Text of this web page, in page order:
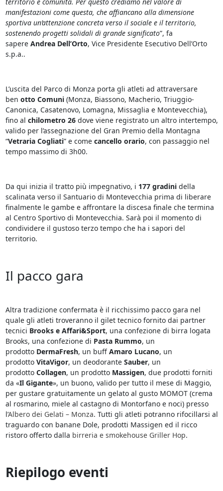
manifestazioni come questa, che affiancano alla dimensione
sportiva un’attenzione concreta verso il sociale e il territorio,
sostenendo progetti solidali di grande significato”, fa
sapere Andrea Dell’Orto, Vice Presidente Esecutivo Dell’Orto
s.p.a..
L’uscita del Parco di Monza porta gli atleti ad attraversare
ben otto Comuni(Monza, Biassono, Macherio, Triuggio-
Canonica, Casatenovo, Lomagna, Missaglia e Montevecchia),
fino al chilometro 26dove viene registrato un altro intertempo,
valido per l’assegnazione del Gran Premio della Montagna
“Vetraria Cogliati” e come cancello orario, con passaggio nel
tempo massimo di 3h00.
Da qui inizia il tratto più impegnativo, i 177 gradinidella
scalinata verso il Santuario di Montevecchia prima di liberare
finalmente le gambe e affrontare la discesa finale che termina
al Centro Sportivo di Montevecchia. Sarà poi il momento di
condividere il gustoso terzo tempo che ha i sapori del
territorio.
Il pacco gara
Altra tradizione confermata è il ricchissimo pacco gara nel
quale gli atleti troveranno il gilet tecnico fornito dai partner
tecnici Brooks e Affari&Sport, una confezione di birra logata
Brooks, una confezione di Pasta Rummo, un
prodotto DermaFresh, un buff Amaro Lucano, un
prodotto VitaVigor, un deodorante Sauber, un
prodotto Collagen, un prodotto Massigen, due prodotti forniti
da «Il Gigante», un buono, valido per tutto il mese di Maggio,
per gustare gratuitamente un gelato al gusto MOMOT (crema
al rosmarino, miele al castagno di Montorfano e noci) presso
l’Albero dei Gelati – Monza. Tutti gli atleti potranno rifocillarsi al
traguardo con banane Dole, prodotti Massigen ed il ricco
ristoro offerto dalla birreria e smokehouse Griller Hop.
Riepilogo eventi